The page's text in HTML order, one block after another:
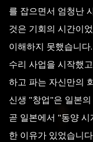
를 잡으면서 엄청난
것은 기회의 시간이
이해하지 못했습니
수리 사업을 시작했
하고 파는 자신만의
신생 "창업"은 일본
곧 일본에서 "동양
한 이유가 있었습니